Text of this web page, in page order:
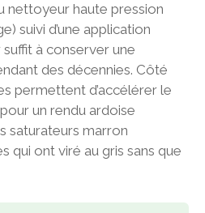
nettoyeur haute pression
suivi d’une application
suffit à conserver une
des décennies. Côté
permettent d’accélérer le
un rendu ardoise
saturateurs marron
qui ont viré au gris sans que